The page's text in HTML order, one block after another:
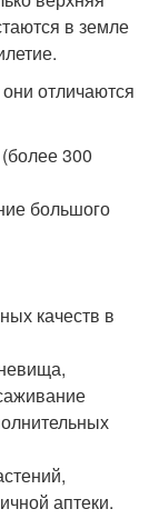
в земле
отличаются
300
большого
качеств в
аптеки.